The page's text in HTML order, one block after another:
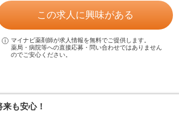
この求人に興味がある
マイナビ薬剤師が求人情報を無料でご提供します。
薬局・病院等への直接応募・問い合わせではありません
のでご安心ください。
も安心！